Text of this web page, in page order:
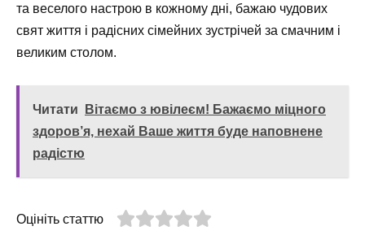
та веселого настрою в кожному дні, бажаю чудових
свят життя і радісних сімейних зустрічей за смачним і
великим столом.
Читати
Вітаємо з ювілеєм! Бажаємо міцного
здоров’я, нехай Ваше життя буде наповнене
радістю
Оцініть статтю